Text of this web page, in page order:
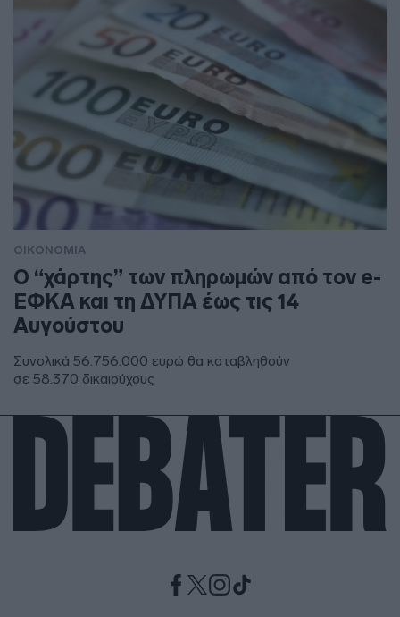
ΟΙΚΟΝΟΜΙΑ
Ο “χάρτης” των πληρωμών από τον e-
ΕΦΚΑ και τη ΔΥΠΑ έως τις 14
Αυγούστου
Συνολικά 56.756.000 ευρώ θα καταβληθούν
σε 58.370 δικαιούχους